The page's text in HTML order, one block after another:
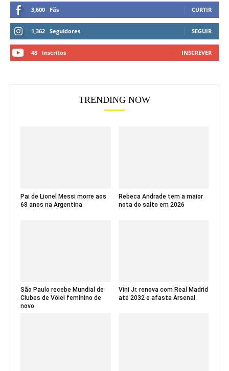
3,600 Fãs CURTIR
1,362 Seguidores SEGUIR
48 Inscritos INSCREVER
TRENDING NOW
Pai de Lionel Messi morre aos
68 anos na Argentina
Rebeca Andrade tem a maior
nota do salto em 2026
São Paulo recebe Mundial de
Clubes de Vôlei feminino de
novo
Vini Jr. renova com Real Madrid
até 2032 e afasta Arsenal